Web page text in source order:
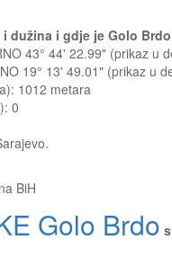
dužina i gdje je Golo
43° 44' 22.99" (prikaz u
19° 13' 49.01" (prikaz u
1012 metara
0
BiH
Golo Brdo